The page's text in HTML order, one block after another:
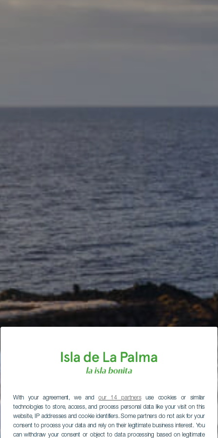
With your agreement, we andour 14 partnersuse cookies or similar
technologies to store, access, and process personal data like your visit on this
website, IP addresses and cookie identifiers. Some partners do not ask for your
consent to process your data and rely on their legitimate business interest. You
can withdraw your consent or object to data processing based on legitimate